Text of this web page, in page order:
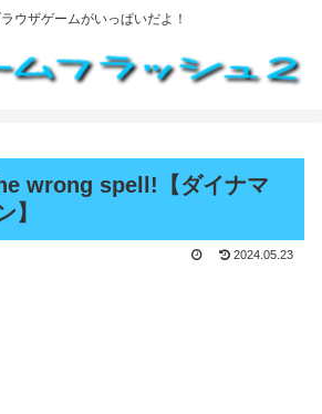
ウザゲームがいっぱいだよ！
wrong spell!【ダイナマ
】
2024.05.23